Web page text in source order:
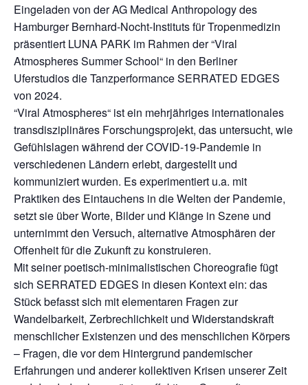
Eingeladen von der AG Medical Anthropology des
Hamburger Bernhard-Nocht-Instituts für Tropenmedizin
präsentiert LUNA PARK im Rahmen der “Viral
Atmospheres Summer School“ in den Berliner
Uferstudios die Tanzperformance SERRATED EDGES
von 2024.
“Viral Atmospheres“ ist ein mehrjähriges internationales
transdisziplinäres Forschungsprojekt, das untersucht, wie
Gefühlslagen während der COVID-19-Pandemie in
verschiedenen Ländern erlebt, dargestellt und
kommuniziert wurden. Es experimentiert u.a. mit
Praktiken des Eintauchens in die Welten der Pandemie,
setzt sie über Worte, Bilder und Klänge in Szene und
unternimmt den Versuch, alternative Atmosphären der
Offenheit für die Zukunft zu konstruieren.
Mit seiner poetisch-minimalistischen Choreografie fügt
sich SERRATED EDGES in diesen Kontext ein: das
Stück befasst sich mit elementaren Fragen zur
Wandelbarkeit, Zerbrechlichkeit und Widerstandskraft
menschlicher Existenzen und des menschlichen Körpers
– Fragen, die vor dem Hintergrund pandemischer
Erfahrungen und anderer kollektiven Krisen unserer Zeit